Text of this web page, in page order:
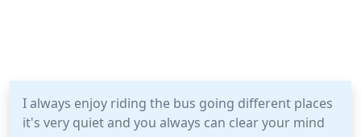
I always enjoy riding the bus going different places
it's very quiet and you always can clear your mind